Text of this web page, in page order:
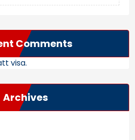
Comments
visa.
Archives